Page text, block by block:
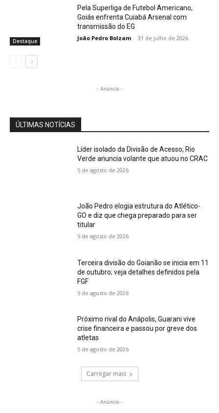
Destaque
Pela Superliga de Futebol Americano,
Goiás enfrenta Cuiabá Arsenal com
transmissão do EG
João Pedro Bolzam - 31 de julho de 2026
- Anúncio -
ÚLTIMAS NOTÍCIAS
Líder isolado da Divisão de Acesso, Rio
Verde anuncia volante que atuou no CRAC
5 de agosto de 2026
João Pedro elogia estrutura do Atlético-
GO e diz que chega preparado para ser
titular
5 de agosto de 2026
Terceira divisão do Goianão se inicia em 11
de outubro; veja detalhes definidos pela
FGF
5 de agosto de 2026
Próximo rival do Anápolis, Guarani vive
crise financeira e passou por greve dos
atletas
5 de agosto de 2026
Carregar mais
- Anúncio -